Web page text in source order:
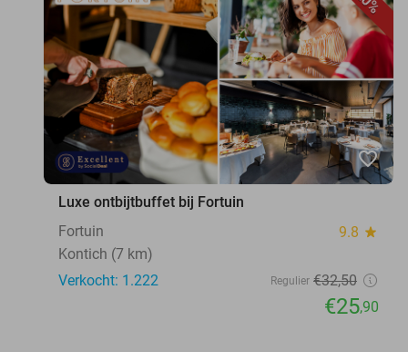
favorite_border
Luxe ontbijtbuffet bij Fortuin
Fortuin
9.8 star
Kontich (7 km)
Verkocht: 1.222
Regulier €32,50
€25,90